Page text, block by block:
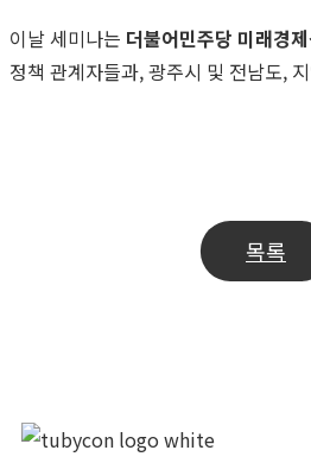
이날 세미나는 더불어민주당 미래경
정책 관계자들과, 광주시 및 전남도,
목록